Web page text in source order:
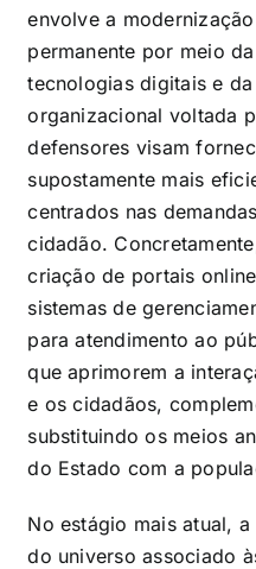
envolve a
permanente por meio
tecnologias digitais e
organizacional voltada
defensores visam
supostamente mais
centrados nas
cidadão.
criação de portais
sistemas de
para atendimento ao
que aprimorem a
e os cidadãos,
substituindo os meios
do Estado com a
No estágio mais atual,
do universo associado